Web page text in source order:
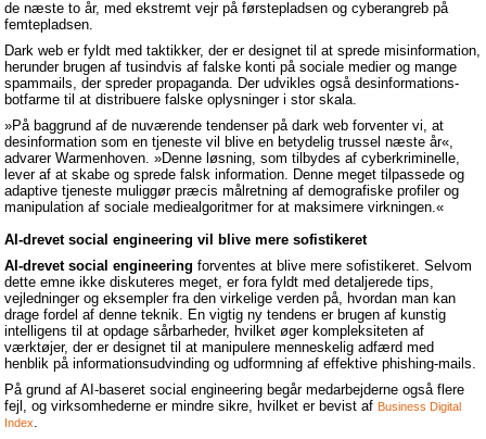
de næste to år, med ekstremt vejr på førstepladsen og cyberangreb på
femtepladsen.
Dark web er fyldt med taktikker, der er designet til at sprede misinformation,
herunder brugen af tusindvis af falske konti på sociale medier og mange
spammails, der spreder propaganda. Der udvikles også desinformations-
botfarme til at distribuere falske oplysninger i stor skala.
»På baggrund af de nuværende tendenser på dark web forventer vi, at
desinformation som en tjeneste vil blive en betydelig trussel næste år«,
advarer Warmenhoven. »Denne løsning, som tilbydes af cyberkriminelle,
lever af at skabe og sprede falsk information. Denne meget tilpassede og
adaptive tjeneste muliggør præcis målretning af demografiske profiler og
manipulation af sociale mediealgoritmer for at maksimere virkningen.«
AI-drevet social engineering vil blive mere sofistikeret
AI-drevet social engineering forventes at blive mere sofistikeret. Selvom
dette emne ikke diskuteres meget, er fora fyldt med detaljerede tips,
vejledninger og eksempler fra den virkelige verden på, hvordan man kan
drage fordel af denne teknik. En vigtig ny tendens er brugen af kunstig
intelligens til at opdage sårbarheder, hvilket øger kompleksiteten af
værktøjer, der er designet til at manipulere menneskelig adfærd med
henblik på informationsudvinding og udformning af effektive phishing-mails.
På grund af AI-baseret social engineering begår medarbejderne også flere
fejl, og virksomhederne er mindre sikre, hvilket er bevist af Business Digital
Index.